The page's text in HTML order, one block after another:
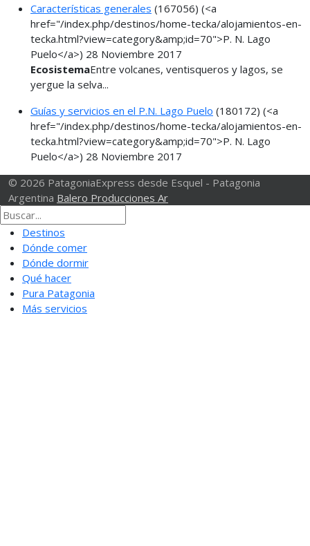
Características generales (167056) (<a
href="/index.php/destinos/home-tecka/alojamientos-en-
tecka.html?view=category&amp;id=70">P. N. Lago
Puelo</a>) 28 Noviembre 2017
EcosistemaEntre volcanes, ventisqueros y lagos, se
yergue la selva...
Guías y servicios en el P.N. Lago Puelo (180172) (<a
href="/index.php/destinos/home-tecka/alojamientos-en-
tecka.html?view=category&amp;id=70">P. N. Lago
Puelo</a>) 28 Noviembre 2017
© 2026 PatagoniaExpress desde Esquel - Patagonia
Argentina Balero Producciones Ar
Destinos
Dónde comer
Dónde dormir
Qué hacer
Pura Patagonia
Más servicios